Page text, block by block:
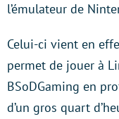
l’émulateur de
Celui-ci vient en
permet de jouer à
BSoDGaming en
d’un gros quart